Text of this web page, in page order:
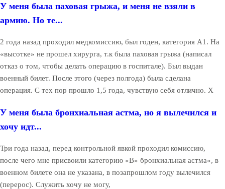
У меня была паховая грыжа, и меня не взяли в
армию. Но те...
2 года назад проходил медкомиссию, был годен, категория А1. На
«высотке» не прошел хирурга, т.к была паховая грыжа (написал
отказ о том, чтобы делать операцию в госпитале). Был выдан
военный билет. После этого (через полгода) была сделана
операция. С тех пор прошло 1,5 года, чувствую себя отлично. Х
У меня была бронхиальная астма, но я вылечился и
хочу идт...
Три года назад, перед контрольной явкой проходил комиссию,
после чего мне присвоили категорию «B» бронхиальная астма«, в
военном билете она не указана, в позапрошлом году вылечился
(перерос). Служить хочу не могу,